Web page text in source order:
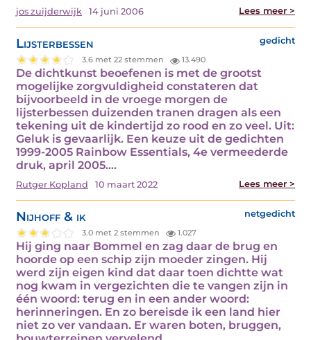
jos zuijderwijk 14 juni 2006 Lees meer >
Lijsterbessen gedicht
3.6 met 22 stemmen 13.490
De dichtkunst beoefenen is met de grootst
mogelijke zorgvuldigheid constateren dat
bijvoorbeeld in de vroege morgen de
lijsterbessen duizenden tranen dragen als een
tekening uit de kindertijd zo rood en zo veel. Uit:
Geluk is gevaarlijk. Een keuze uit de gedichten
1999-2005 Rainbow Essentials, 4e vermeederde
druk, april 2005.…
Rutger Kopland 10 maart 2022 Lees meer >
Nijhoff & ik netgedicht
3.0 met 2 stemmen 1.027
Hij ging naar Bommel en zag daar de brug en
hoorde op een schip zijn moeder zingen. Hij
werd zijn eigen kind dat daar toen dichtte wat
nog kwam in vergezichten die te vangen zijn in
één woord: terug en in een ander woord:
herinneringen. En zo bereisde ik een land hier
niet zo ver vandaan. Er waren boten, bruggen,